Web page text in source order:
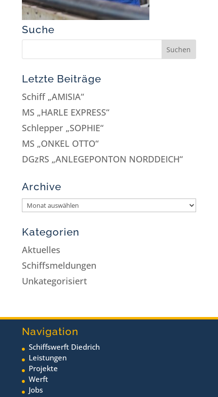
Suche
Letzte Beiträge
Schiff „AMISIA“
MS „HARLE EXPRESS“
Schlepper „SOPHIE“
MS „ONKEL OTTO“
DGzRS „ANLEGEPONTON NORDDEICH“
Archive
Kategorien
Aktuelles
Schiffsmeldungen
Unkategorisiert
Navigation
Schiffswerft Diedrich
Leistungen
Projekte
Werft
Jobs